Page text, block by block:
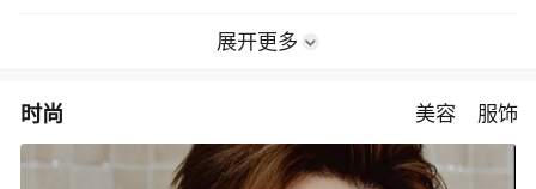
展开更多
时尚 美容 服饰